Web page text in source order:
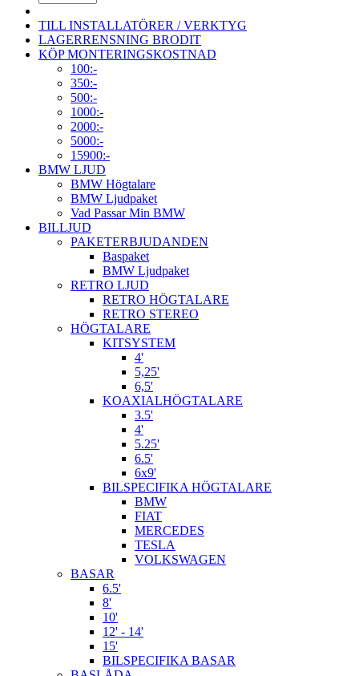
TILL INSTALLATÖRER / VERKTYG
LAGERRENSNING BRODIT
KÖP MONTERINGSKOSTNAD
100:-
350:-
500:-
1000:-
2000:-
5000:-
15900:-
BMW LJUD
BMW Högtalare
BMW Ljudpaket
Vad Passar Min BMW
BILLJUD
PAKETERBJUDANDEN
Baspaket
BMW Ljudpaket
RETRO LJUD
RETRO HÖGTALARE
RETRO STEREO
HÖGTALARE
KITSYSTEM
4'
5,25'
6,5'
KOAXIALHÖGTALARE
3.5'
4'
5.25'
6.5'
6x9'
BILSPECIFIKA HÖGTALARE
BMW
FIAT
MERCEDES
TESLA
VOLKSWAGEN
BASAR
6.5'
8'
10'
12' - 14'
15'
BILSPECIFIKA BASAR